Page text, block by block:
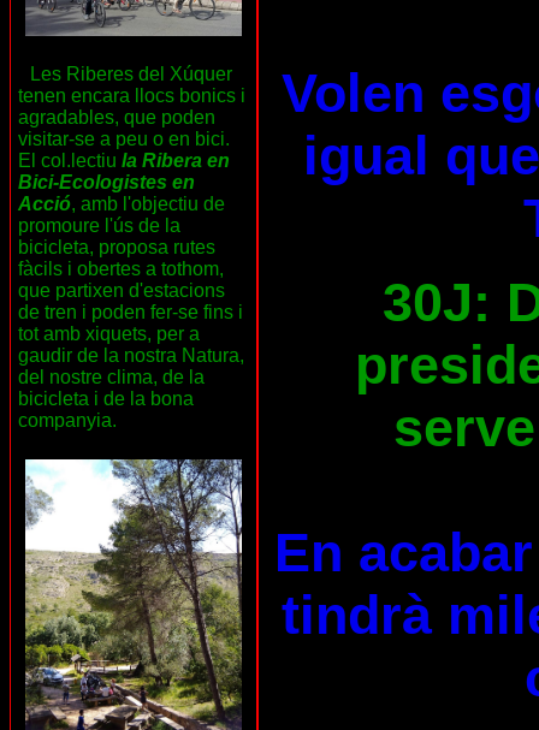
Les Riberes del Xúquer
tenen encara llocs bonics i
agradables, que poden
visitar-se a peu o en bici.
El col.lectiu la Ribera en
Bici-Ecologistes en
Acció, amb l'objectiu de
promoure l'ús de la
bicicleta, proposa rutes
fàcils i obertes a tothom,
que partixen d'estacions
de tren i poden fer-se fins i
tot amb xiquets, per a
gaudir de la nostra Natura,
del nostre clima, de la
bicicleta i de la bona
companyia.
Volen
igual
30J:
En
tindrà